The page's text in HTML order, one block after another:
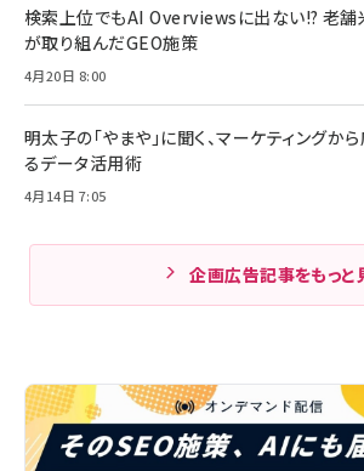
検索上位でもAI Overviewsに出ない!? 老舗
が取り組んだGEO施策
4月20日 8:00
明太子の「やまや」に聞く、マーケティングか
るデータ活用術
4月14日 7:05
企画広告記事をもっと